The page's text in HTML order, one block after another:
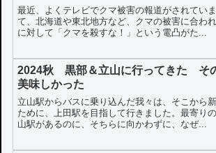
最近、よくテレビでクマ被害の報道がされてい
て、北海道や東北地方など、クマの被害に合わ
に対して「クマを殺すな！」という電凸がた...
2024秋 黒部＆立山に行ってきた そ
美味しかった
立山駅からバスに乗り込んだ我々は、そこから
ために、上田駅を目指して行きました。最寄り
山駅があるのに、そちらに向かわずに、なぜ...